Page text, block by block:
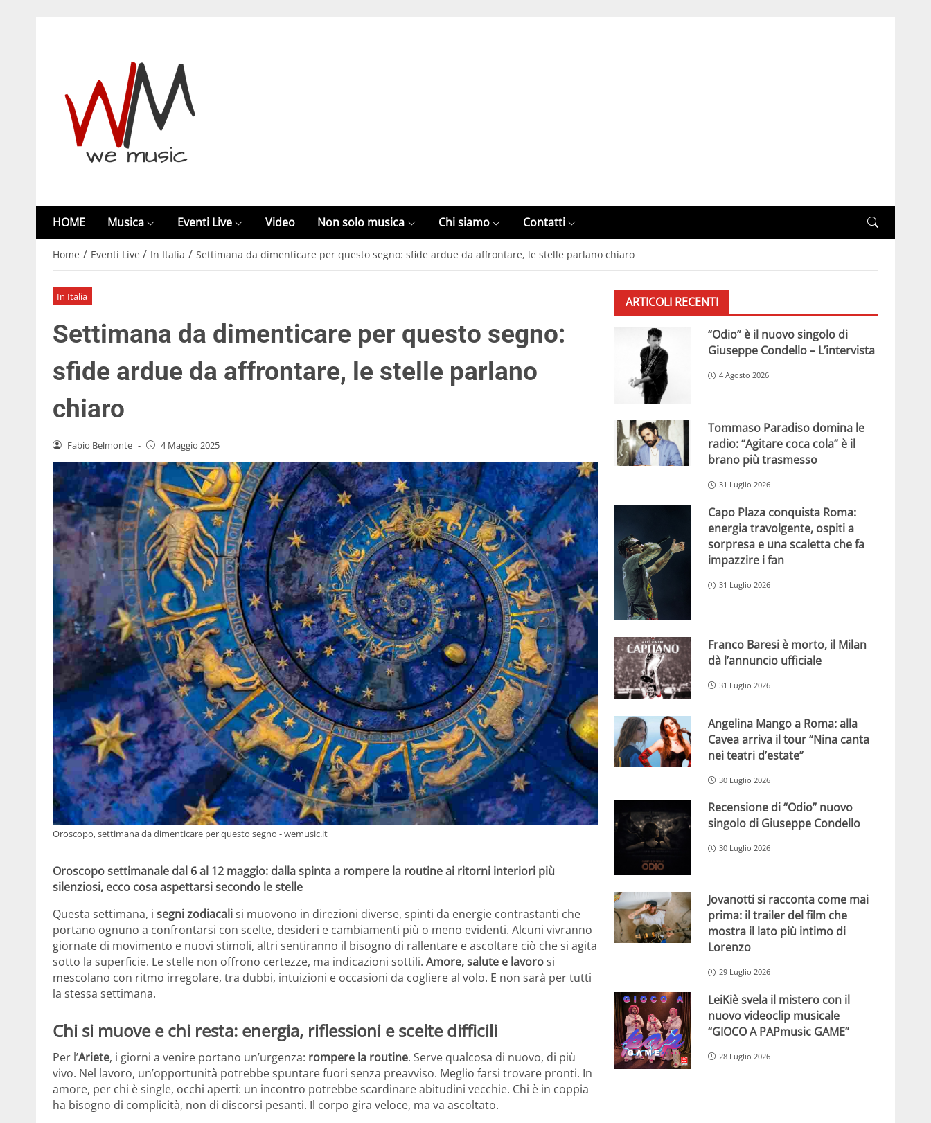
HOME Musica Eventi Live Video Non solo musica Chi siamo Contatti
Home / Eventi Live / In Italia / Settimana da dimenticare per questo segno: sfide ardue da affrontare, le stelle parlano chiaro
In Italia
Settimana da dimenticare per questo segno:
sfide ardue da affrontare, le stelle parlano
chiaro
Fabio Belmonte - 4 Maggio 2025
Oroscopo, settimana da dimenticare per questo segno - wemusic.it
Oroscopo settimanale dal 6 al 12 maggio: dalla spinta a rompere la routine ai ritorni interiori più
silenziosi, ecco cosa aspettarsi secondo le stelle
Questa settimana, i segni zodiacalisi muovono in direzioni diverse, spinti da energie contrastanti che
portano ognuno a confrontarsi con scelte, desideri e cambiamenti più o meno evidenti. Alcuni vivranno
giornate di movimento e nuovi stimoli, altri sentiranno il bisogno di rallentare e ascoltare ciò che si agita
sotto la superficie. Le stelle non offrono certezze, ma indicazioni sottili. Amore, salute e lavorosi
mescolano con ritmo irregolare, tra dubbi, intuizioni e occasioni da cogliere al volo. E non sarà per tutti
la stessa settimana.
Chi si muove e chi resta: energia, riflessioni e scelte difficili
Per l’Ariete, i giorni a venire portano un’urgenza: rompere la routine. Serve qualcosa di nuovo, di più
vivo. Nel lavoro, un’opportunità potrebbe spuntare fuori senza preavviso. Meglio farsi trovare pronti. In
amore, per chi è single, occhi aperti: un incontro potrebbe scardinare abitudini vecchie. Chi è in coppia
ha bisogno di complicità, non di discorsi pesanti. Il corpo gira veloce, ma va ascoltato.
ARTICOLI RECENTI
“Odio” è il nuovo singolo di
Giuseppe Condello – L’intervista
4 Agosto 2026
Tommaso Paradiso domina le
radio: “Agitare coca cola” è il
brano più trasmesso
31 Luglio 2026
Capo Plaza conquista Roma:
energia travolgente, ospiti a
sorpresa e una scaletta che fa
impazzire i fan
31 Luglio 2026
Franco Baresi è morto, il Milan
dà l’annuncio ufficiale
31 Luglio 2026
Angelina Mango a Roma: alla
Cavea arriva il tour “Nina canta
nei teatri d’estate”
30 Luglio 2026
Recensione di “Odio” nuovo
singolo di Giuseppe Condello
30 Luglio 2026
Jovanotti si racconta come mai
prima: il trailer del film che
mostra il lato più intimo di
Lorenzo
29 Luglio 2026
LeiKiè svela il mistero con il
nuovo videoclip musicale
“GIOCO A PAPmusic GAME”
28 Luglio 2026